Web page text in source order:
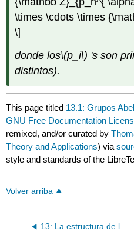
\times \cdots \times
\]
donde los\(p_i\) 's son
distintos).
This page titled 13.1: Grupos
GNU Free Documentation
remixed, and/or curated by
Theory and Applications) via
style and standards of the
Volver arriba